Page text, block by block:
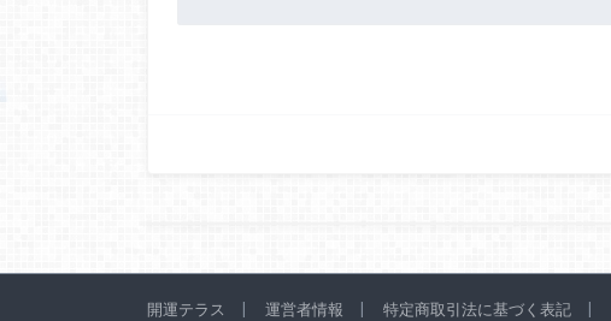
開運テラス 運営者情報 特定商取引法に基づく表記